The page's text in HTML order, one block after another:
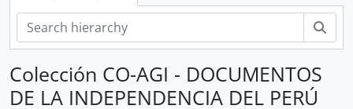
Colección CO-AGI - DOCUMENTOS
DE LA INDEPENDENCIA DEL PERÚ